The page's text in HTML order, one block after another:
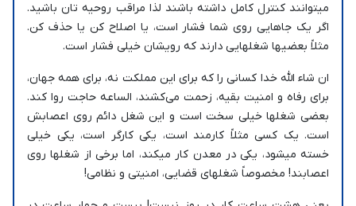
میتوانند کنترل کامل داشته باشند لذا مراقب روحیه تان باشید.
اگر یک جاهایی روی شما فشار است، یا اصلاح کن یا حذف کن.
مثلاً بعضیها شغلهایی دارند که رویشان خیلی فشار است.
ان شاء الله خدا کسانی را که برای این مملکت نه، برای همه جهان،
برای رفاه و امنیت بقیه، زحمت می‌کشند، الساعه حاجت روا کند.
بعضی شغلها خیلی سخت است و این شغل دائم روی اعصابش
است. یک کسی مثلاً کارمند است، یکی کارگر است، یکی خیلی
خسته میشود، یکی در معدن کار میکند، اما برخی از شغلها روی
اعصابند! مخصوصاً شغلهای قضایی، امنیتی و نظامی!